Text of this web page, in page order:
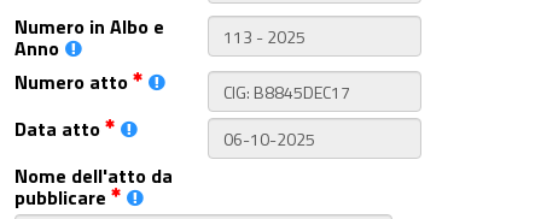
Numero in Albo e
Anno
Numero atto
Data atto
Nome dell'atto da
pubblicare